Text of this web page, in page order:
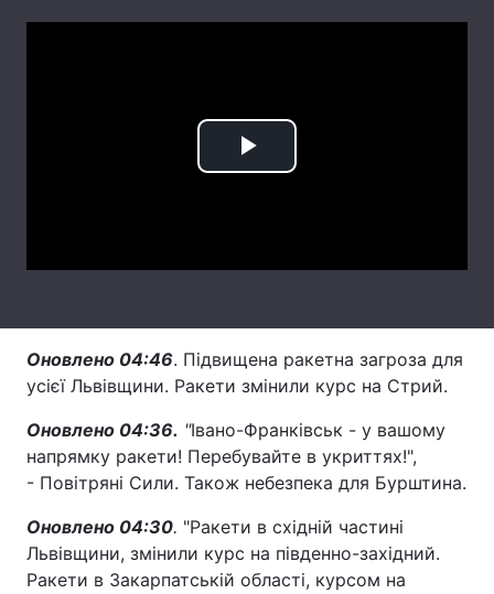
Тема оформлення
Play
Оновлено 04:46. Підвищена ракетна загроза для
усієї Львівщини. Ракети змінили курс на Стрий.
Оновлено 04:36. "Івано-Франківськ - у вашому
напрямку ракети! Перебувайте в укриттях!",
- Повітряні Сили. Також небезпека для Бурштина.
Оновлено 04:30. "Ракети в східній частині
Львівщини, змінили курс на південно-західний.
Ракети в Закарпатській області, курсом на